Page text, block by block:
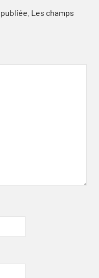
Les champs